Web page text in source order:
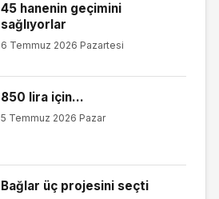
45 hanenin geçimini
sağlıyorlar
6 Temmuz 2026 Pazartesi
850 lira için…
5 Temmuz 2026 Pazar
Bağlar üç projesini seçti